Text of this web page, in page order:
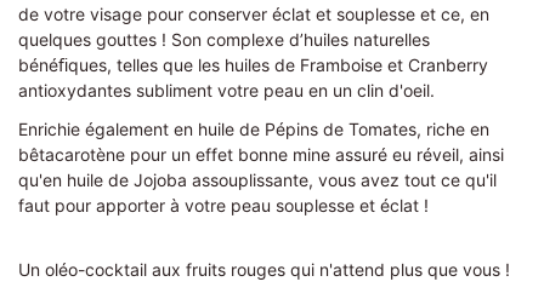
de votre visage pour conserver éclat et souplesse et ce, en
quelques gouttes ! Son complexe d’huiles naturelles
bénéﬁques, telles que les huiles de Framboise et Cranberry
antioxydantes subliment votre peau en un clin d'oeil.
Enrichie également en huile de Pépins de Tomates, riche en
bêtacarotène pour un effet bonne mine assuré eu réveil, ainsi
qu'en huile de Jojoba assouplissante, vous avez tout ce qu'il
faut pour apporter à votre peau souplesse et éclat !
Un oléo-cocktail aux fruits rouges qui n'attend plus que vous !